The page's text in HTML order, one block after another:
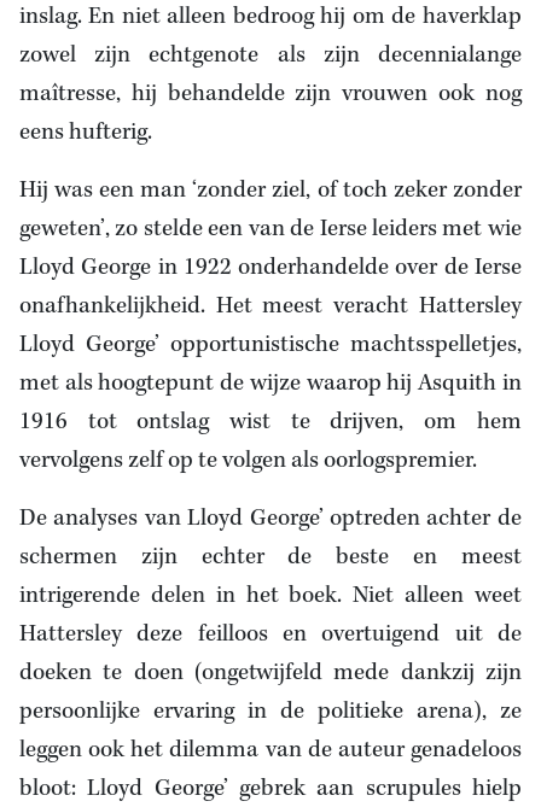
inslag. En niet alleen bedroog hij om de haverklap
zowel zijn echtgenote als zijn decennialange
maîtresse, hij behandelde zijn vrouwen ook nog
eens hufterig.
Hij was een man ‘zonder ziel, of toch zeker zonder
geweten’, zo stelde een van de Ierse leiders met wie
Lloyd George in 1922 onderhandelde over de Ierse
onafhankelijkheid. Het meest veracht Hattersley
Lloyd George’ opportunistische machtsspelletjes,
met als hoogtepunt de wijze waarop hij Asquith in
1916 tot ontslag wist te drijven, om hem
vervolgens zelf op te volgen als oorlogspremier.
De analyses van Lloyd George’ optreden achter de
schermen zijn echter de beste en meest
intrigerende delen in het boek. Niet alleen weet
Hattersley deze feilloos en overtuigend uit de
doeken te doen (ongetwijfeld mede dankzij zijn
persoonlijke ervaring in de politieke arena), ze
leggen ook het dilemma van de auteur genadeloos
bloot: Lloyd George’ gebrek aan scrupules hielp